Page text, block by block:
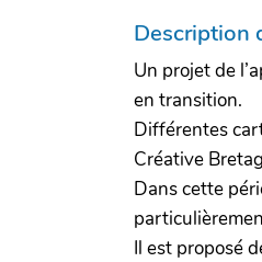
Description
Un projet de
en transition.
Différentes
Créative
Dans cette
Il est proposé